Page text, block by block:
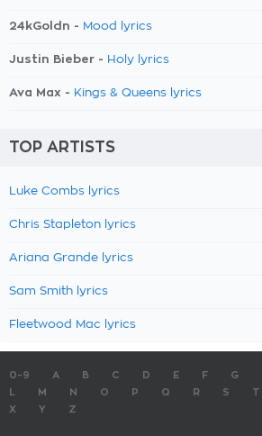
24kGoldn - Mood lyrics
Justin Bieber - Holy lyrics
Ava Max - Kings & Queens lyrics
TOP ARTISTS
Luke Combs lyrics
Chris Stapleton lyrics
Ariana Grande lyrics
Sam Smith lyrics
Fleetwood Mac lyrics
0-9 A B C D E F G
M N O P Q R S T
X
Y Z